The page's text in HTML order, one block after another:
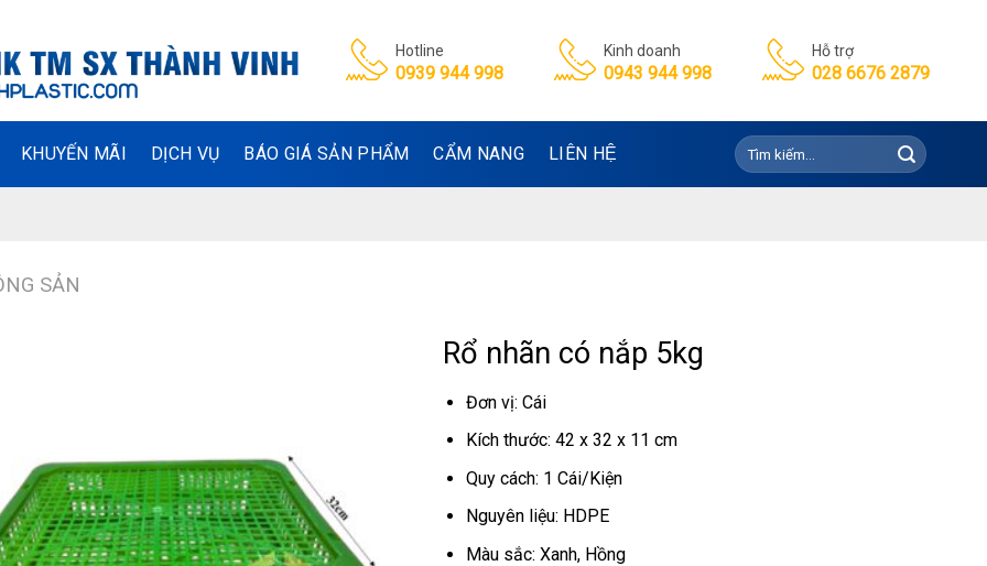
Hotline
0939 944 998
Kinh doanh
0943 944 998
Hỗ trợ
028 6676 2879
KHUYẾN MÃI DỊCH VỤ BÁO GIÁ SẢN PHẨM CẨM NANG LIÊN HỆ
Tìm
kiếm:
SẢN
Rổ nhãn có nắp 5kg
Đơn vị: Cái
Kích thước: 42 x 32 x 11 cm
Quy cách: 1 Cái/Kiện
Nguyên liệu: HDPE
Màu sắc: Xanh, Hồng